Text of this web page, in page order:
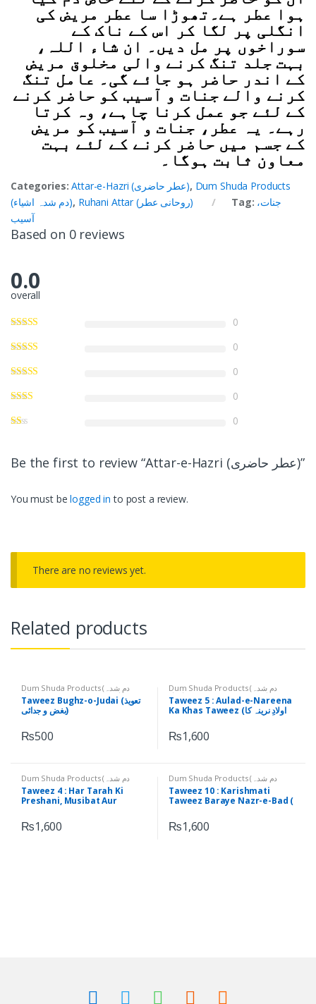
ہوا عطر ہے۔تھوڑا سا عطر مریض کی
انگلی پر لگا کر اس کے ناک کے
سوراخوں پر مل دیں۔ ان شاء اللہ،
بہت جلد تنگ کرنے والی مخلوق مریض
کے اندر حاضر ہو جائے گی۔ عامل تنگ
کرنے والے جنات و آسیب کو حاضر کرنے
کے لئے جو عمل کرنا چاہے، وہ کرتا
رہے۔ یہ عطر، جنات و آسیب کو مریض
کے جسم میں حاضر کرنے کے لئے بہت
معاون ثابت ہوگا۔
Categories: Attar-e-Hazri (عطر حاضری), Dum Shuda Products
(دم شدہ اشیاء), Ruhani Attar (روحانی عطر) Tag: جنات،
آسیب
Based on 0 reviews
0.0
overall
0
0
0
0
0
Be the first to review “Attar-e-Hazri (عطر حاضری)”
You must belogged in to post a review.
There are no reviews yet.
Related products
Dum Shuda Products (دم شدہ
Ruhani Taweezat (روحانی
تعویذات)
Taweez Bughz-o-Judai (تعویذ
بغض و جدائی)
₨500
Dum Shuda Products (دم شدہ
Ruhani Taweezat (روحانی
تعویذات)
Taweez 5 : Aulad-e-Nareena
Ka Khas Taweez (اولادِ نرینہ کا
₨1,600
Dum Shuda Products (دم شدہ
Ruhani Taweezat (روحانی
تعویذات)
Taweez 4 : Har Tarah Ki
Preshani, Musibat Aur
Hajat Poori Hony Ka Khas
Qurani Taweez (ہر طرح کی
₨1,600
Dum Shuda Products (دم شدہ
Ruhani Taweezat (روحانی
تعویذات)
Taweez 10 : Karishmati
Taweez Baraye Nazr-e-Bad (
₨1,600